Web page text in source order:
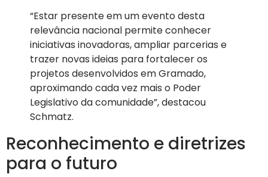
“Estar presente em um evento desta
relevância nacional permite conhecer
iniciativas inovadoras, ampliar parcerias e
trazer novas ideias para fortalecer os
projetos desenvolvidos em Gramado,
aproximando cada vez mais o Poder
Legislativo da comunidade”, destacou
Schmatz.
Reconhecimento e diretrizes
para o futuro